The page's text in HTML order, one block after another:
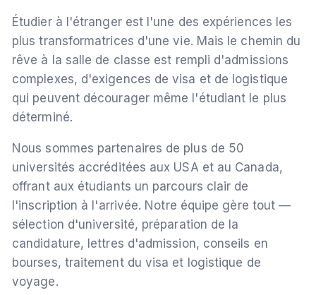
Étudier à l'étranger est l'une des expériences les
plus transformatrices d'une vie. Mais le chemin du
rêve à la salle de classe est rempli d'admissions
complexes, d'exigences de visa et de logistique
qui peuvent décourager même l'étudiant le plus
déterminé.
Nous sommes partenaires de plus de 50
universités accréditées aux USA et au Canada,
offrant aux étudiants un parcours clair de
l'inscription à l'arrivée. Notre équipe gère tout —
sélection d'université, préparation de la
candidature, lettres d'admission, conseils en
bourses, traitement du visa et logistique de
voyage.